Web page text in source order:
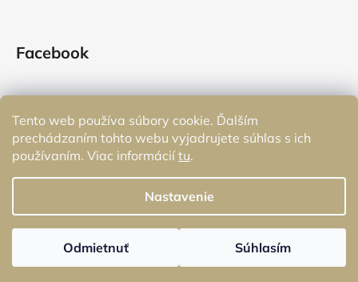
Tento web používa súbory cookie. Ďalším
prechádzaním tohto webu vyjadrujete súhlas s ich
používaním. Viac informácií tu.
Nastavenie
Odmietnuť Súhlasím
Facebook
Prijímame online platby
Copyright 2026
. Všetky práva vyhradené.